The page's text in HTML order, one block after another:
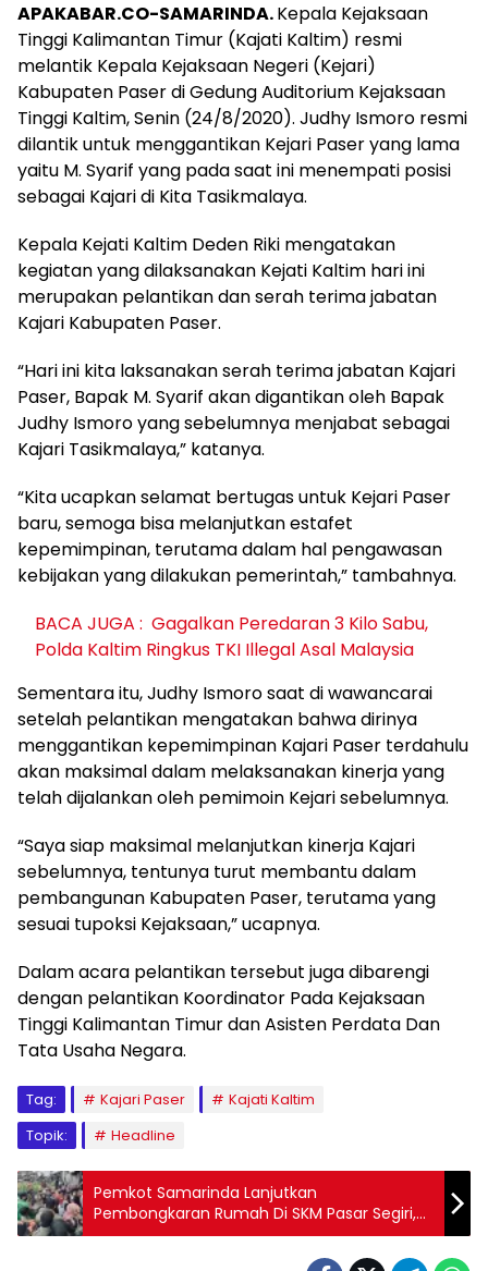
APAKABAR.CO-SAMARINDA.Kepala Kejaksaan
Tinggi Kalimantan Timur (Kajati Kaltim) resmi
melantik Kepala Kejaksaan Negeri (Kejari)
Kabupaten Paser di Gedung Auditorium Kejaksaan
Tinggi Kaltim, Senin (24/8/2020). Judhy Ismoro resmi
dilantik untuk menggantikan Kejari Paser yang lama
yaitu M. Syarif yang pada saat ini menempati posisi
sebagai Kajari di Kita Tasikmalaya.
Kepala Kejati Kaltim Deden Riki mengatakan
kegiatan yang dilaksanakan Kejati Kaltim hari ini
merupakan pelantikan dan serah terima jabatan
Kajari Kabupaten Paser.
“Hari ini kita laksanakan serah terima jabatan Kajari
Paser, Bapak M. Syarif akan digantikan oleh Bapak
Judhy Ismoro yang sebelumnya menjabat sebagai
Kajari Tasikmalaya,” katanya.
“Kita ucapkan selamat bertugas untuk Kejari Paser
baru, semoga bisa melanjutkan estafet
kepemimpinan, terutama dalam hal pengawasan
kebijakan yang dilakukan pemerintah,” tambahnya.
BACA JUGA : Gagalkan Peredaran 3 Kilo Sabu,
Polda Kaltim Ringkus TKI Illegal Asal Malaysia
Sementara itu, Judhy Ismoro saat di wawancarai
setelah pelantikan mengatakan bahwa dirinya
menggantikan kepemimpinan Kajari Paser terdahulu
akan maksimal dalam melaksanakan kinerja yang
telah dijalankan oleh pemimoin Kejari sebelumnya.
“Saya siap maksimal melanjutkan kinerja Kajari
sebelumnya, tentunya turut membantu dalam
pembangunan Kabupaten Paser, terutama yang
sesuai tupoksi Kejaksaan,” ucapnya.
Dalam acara pelantikan tersebut juga dibarengi
dengan pelantikan Koordinator Pada Kejaksaan
Tinggi Kalimantan Timur dan Asisten Perdata Dan
Tata Usaha Negara.
Tag: Kajari Paser
Kajati Kaltim
Topik:
Headline
Pemkot Samarinda Lanjutkan
Pembongkaran Rumah Di SKM Pasar Segiri,
Sempat Diwarnai Aksi Saling Dorong